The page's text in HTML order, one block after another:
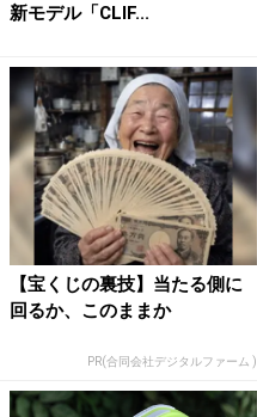
新モデル「CLIF...
【宝くじの裏技】当たる側に
回るか、このままか
PR(合同会社デジタルファーム )